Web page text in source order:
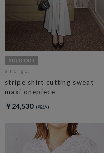
amerge.
stripe shirt cutting sweat
maxi onepiece
￥24,530